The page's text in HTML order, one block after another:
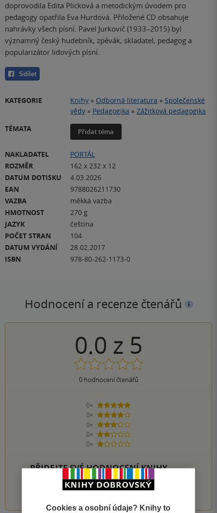
doprovodila Edita Plicková a metodickým úvodem pro
pedagogy opatřila Eva Hurdová. Přiložené CD obsahuje
nahrávky všech písní. Pavel Jurkovič (1933–2015) byl
významný český hudebník, zpěvák, skladatel, pedagog a
popularizátor lidových písní.
Sdílet
KATEGORIE Knihy » Odborná literatura » Společenské
vědy » Pedagogika » Zážitková pedagogika
TÉMATA
Přidat téma
NAKLADATEL
PORTÁL
ROZMĚR
162 x 232 x 12
DATUM DOTISKU
4.03.2026
EAN
9788026211730
VAZBA
měkká vazba
HMOTNOST
270 g
JAZYK
čeština
POČET STRAN
104
DATUM VYDÁNÍ
28.02.2017
ISBN
978-80-262-1173-0
Hodnocení a recenze čtenářů
0.0 z 5
0hodnocení čtenářů
0×
5 hvězdiček
0×
4 hvězdičky
0×
3 hvězdičky
0×
2 hvězdičky
0×
1 hvezdička
PŘIDEJTE SVÉ HODNOCENÍ KNIHY
1 2 3 4 5
Cookies a osobní údaje? Knihy to